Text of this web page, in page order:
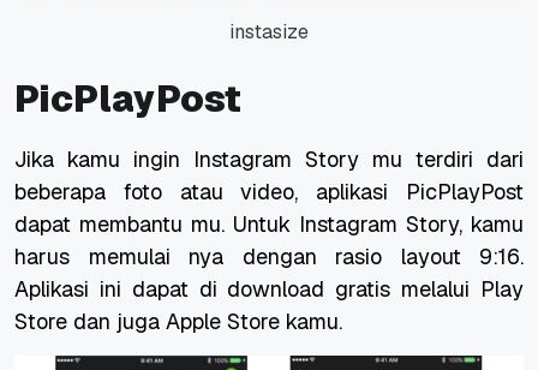
instasize
PicPlayPost
Jika kamu ingin Instagram Story mu terdiri dari
beberapa foto atau video, aplikasi PicPlayPost
dapat membantu mu. Untuk Instagram Story, kamu
harus memulai nya dengan rasio layout 9:16.
Aplikasi ini dapat di download gratis melalui Play
Store dan juga Apple Store kamu.